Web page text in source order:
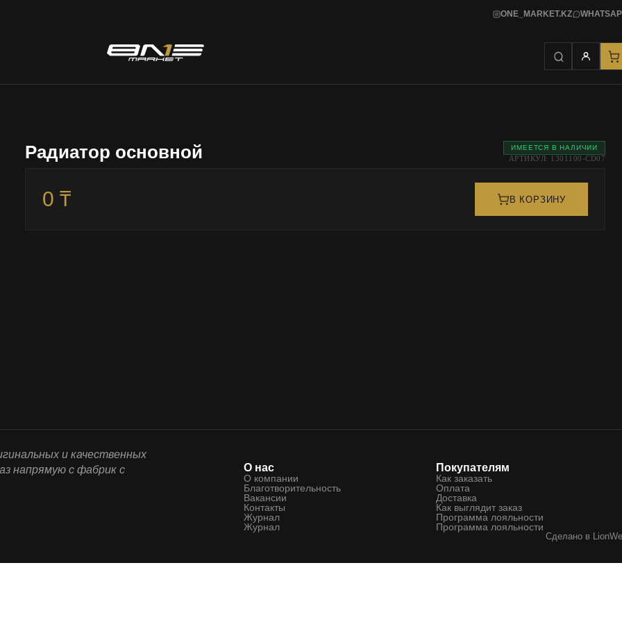
ONE_MARKET.KZ
Радиатор основной ИМЕЕТСЯ В НАЛИЧИИ
АРТИКУЛ: 1301100-CD07
0 ₸ В КОРЗИНУ
и качественных
напрямую с фабрик с
О нас
О компании
Благотворительность
Вакансии
Контакты
Журнал
Журнал
Покупателям
Как заказать
Оплата
Доставка
Как выглядит заказ
Программа лояльности
Программа лояльности
Сделано в